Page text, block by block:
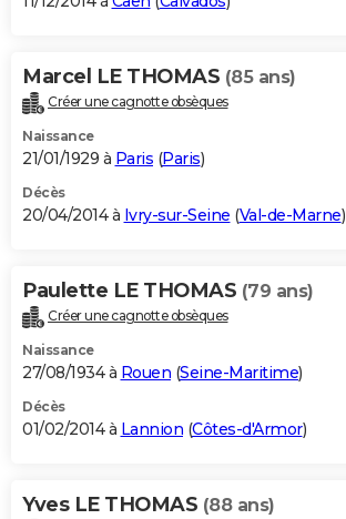
Marcel LE THOMAS (85 ans)
Créer une cagnotte obsèques
Naissance
21/01/1929 à Paris (Paris)
Décès
20/04/2014 à Ivry-sur-Seine (Val-de-Marne)
Paulette LE THOMAS (79 ans)
Créer une cagnotte obsèques
Naissance
27/08/1934 à Rouen (Seine-Maritime)
Décès
01/02/2014 à Lannion (Côtes-d'Armor)
Yves LE THOMAS (88 ans)